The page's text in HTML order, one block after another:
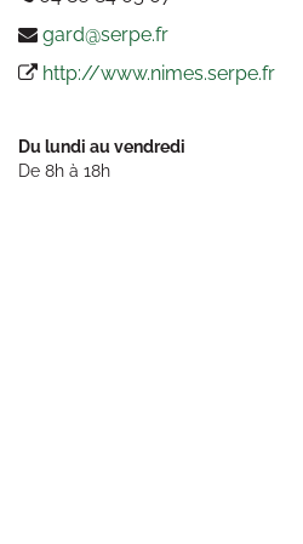
gard@serpe.fr
http://www.nimes.serpe.fr
Du lundi au vendredi
De 8h à 18h